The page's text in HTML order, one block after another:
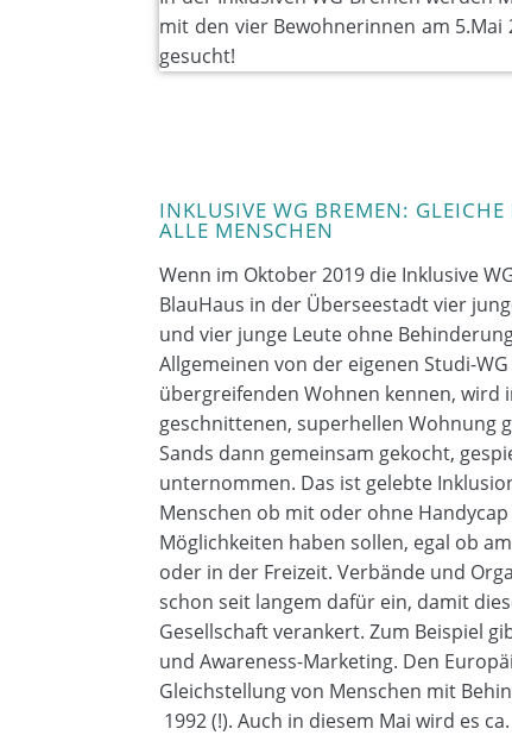
mit den vier Bewohnerinnen am
gesucht!
INKLUSIVE WG BREMEN:
ALLE MENSCHEN
Wenn im Oktober 2019 die Inklusive
BlauHaus in der Überseestadt vier
und vier junge Leute ohne
Allgemeinen von der eigenen Studi-
übergreifenden Wohnen kennen, wird
geschnittenen, superhellen Wohnung
Sands dann gemeinsam gekocht,
unternommen. Das ist gelebte
Menschen ob mit oder ohne
Möglichkeiten haben sollen, egal ob
oder in der Freizeit. Verbände und
schon seit langem dafür ein, damit
Gesellschaft verankert. Zum Beispiel
und Awareness-Marketing. Den
Gleichstellung von Menschen mit
1992 (!). Auch in diesem Mai wird es